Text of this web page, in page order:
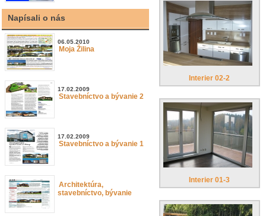
Napísali o nás
06.05.2010
Moja Žilina
17.02.2009
Stavebníctvo a bývanie 2
17.02.2009
Stavebníctvo a bývanie 1
Architektúra,
stavebníctvo, bývanie
Interier 02-2
Interier 01-3